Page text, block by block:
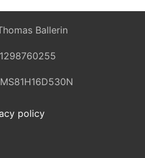
Ballerin
policy